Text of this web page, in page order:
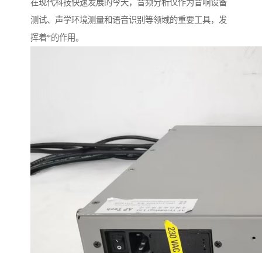
在现代科技快速发展的今天，音频分析仪作为音响设备
测试、声学环境测量和语音识别等领域的重要工具，发
挥着*的作用。